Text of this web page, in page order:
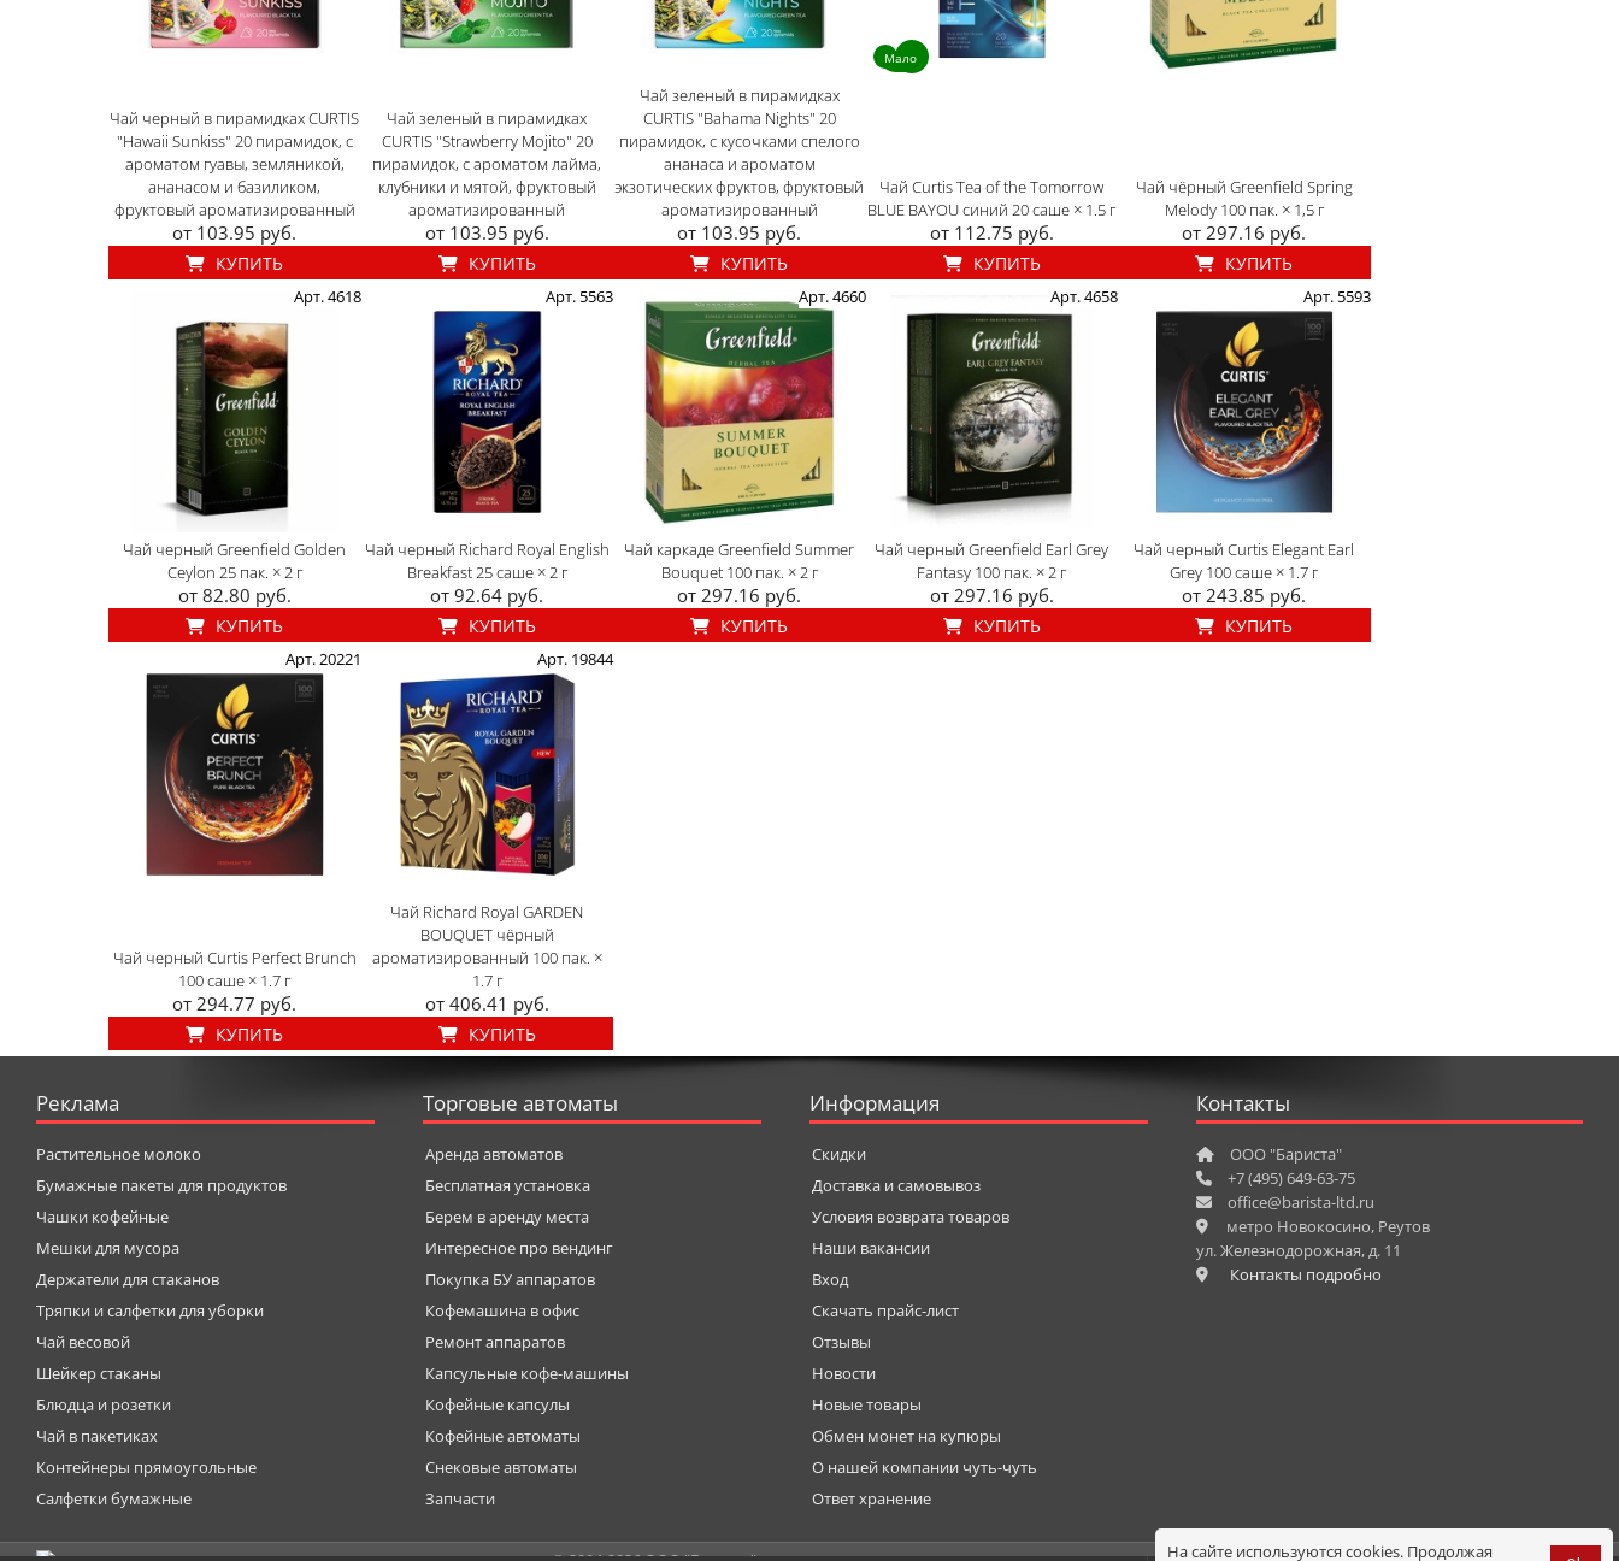
Чай черный в пирамидках CURTIS
"Hawaii Sunkiss" 20 пирамидок, с
ароматом гуавы, земляникой,
ананасом и базиликом,
фруктовый ароматизированный
от 103.95 руб.
КУПИТЬ
Чай зеленый в пирамидках
CURTIS "Strawberry Mojito" 20
пирамидок, с ароматом лайма,
клубники и мятой, фруктовый
ароматизированный
от 103.95 руб.
КУПИТЬ
Чай зеленый в пирамидках
CURTIS "Bahama Nights" 20
пирамидок, с кусочками спелого
ананаса и ароматом
экзотических фруктов, фруктовый
ароматизированный
от 103.95 руб.
КУПИТЬ
Мало
Чай Curtis Tea of the Tomorrow
BLUE BAYOU синий 20 саше × 1.5 г
от 112.75 руб.
КУПИТЬ
Чай чёрный Greenfield Spring
Melody 100 пак. × 1,5 г
от 297.16 руб.
КУПИТЬ
Арт. 4618
Чай черный Greenfield Golden
Ceylon 25 пак. × 2 г
от 82.80 руб.
КУПИТЬ
Арт. 5563
Чай черный Richard Royal English
Breakfast 25 саше × 2 г
от 92.64 руб.
КУПИТЬ
Арт. 4660
Чай каркаде Greenfield Summer
Bouquet 100 пак. × 2 г
от 297.16 руб.
КУПИТЬ
Арт. 4658
Чай черный Greenfield Earl Grey
Fantasy 100 пак. × 2 г
от 297.16 руб.
КУПИТЬ
Арт. 5593
Чай черный Curtis Elegant Earl
Grey 100 саше × 1.7 г
от 243.85 руб.
КУПИТЬ
Арт. 20221
Чай черный Curtis Perfect Brunch
100 саше × 1.7 г
от 294.77 руб.
КУПИТЬ
Арт. 19844
Чай Richard Royal GARDEN
BOUQUET чёрный
ароматизированный 100 пак. ×
1.7 г
от 406.41 руб.
КУПИТЬ
Реклама
Растительное молоко
Бумажные пакеты для продуктов
Чашки кофейные
Мешки для мусора
Держатели для стаканов
Тряпки и салфетки для уборки
Чай весовой
Шейкер стаканы
Блюдца и розетки
Чай в пакетиках
Контейнеры прямоугольные
Салфетки бумажные
Торговые автоматы
Аренда автоматов
Бесплатная установка
Берем в аренду места
Интересное про вендинг
Покупка БУ аппаратов
Кофемашина в офис
Ремонт аппаратов
Капсульные кофе-машины
Кофейные капсулы
Кофейные автоматы
Снековые автоматы
Запчасти
Информация
Скидки
Доставка и самовывоз
Условия возврата товаров
Наши вакансии
Вход
Скачать прайс-лист
Отзывы
Новости
Новые товары
Обмен монет на купюры
О нашей компании чуть-чуть
Ответ хранение
Контакты
ООО "Бариста"
+7 (495) 649-63-75
office@barista-ltd.ru
метро Новокосино, Реутов
ул. Железнодорожная, д. 11
Контакты подробно
На сайте используются cookies. Продолжая